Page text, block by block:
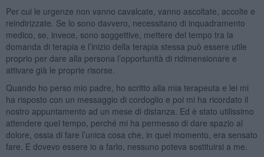
Per cui le urgenze non vanno cavalcate, vanno ascoltate, accolte e
reindirizzate. Se lo sono davvero, necessitano di inquadramento
medico, se, invece, sono soggettive, mettere del tempo tra la
domanda di terapia e l’inizio della terapia stessa può essere utile
proprio per dare alla persona l’opportunità di ridimensionare e
attivare già le proprie risorse.
Quando ho perso mio padre, ho scritto alla mia terapeuta e lei mi
ha risposto con un messaggio di cordoglio e poi mi ha ricordato il
nostro appuntamento ad un mese di distanza. Ed è stato utilissimo
attendere quel tempo, perché mi ha permesso di dare spazio al
dolore, ossia di fare l’unica cosa che, in quel momento, era sensato
fare. E dovevo essere io a farlo, nessuno poteva sostituirsi a me.